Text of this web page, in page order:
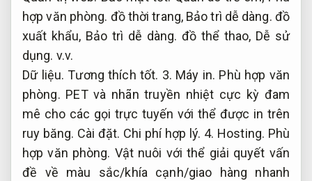
hợp văn phòng. đồ thời trang, Bảo trì dễ dàng. đồ
xuất khẩu, Bảo trì dễ dàng. đồ thể thao, Dễ sử
dụng. v.v.
Dữ liệu. Tương thích tốt. 3. Máy in. Phù hợp văn
phòng. PET và nhãn truyền nhiệt cực kỳ đam
mê cho các gọi trực tuyến với thể được in trên
ruy băng. Cài đặt. Chi phí hợp lý. 4. Hosting. Phù
hợp văn phòng. Vật nuôi với thể giải quyết vấn
đề về màu sắc/khía cạnh/giao hàng nhanh